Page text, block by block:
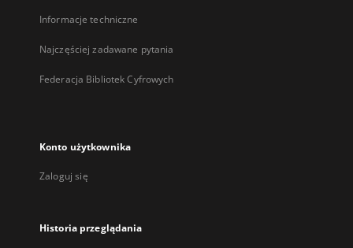
Informacje techniczne
Najczęściej zadawane pytania
Federacja Bibliotek Cyfrowych
Konto użytkownika
Zaloguj się
Historia przeglądania